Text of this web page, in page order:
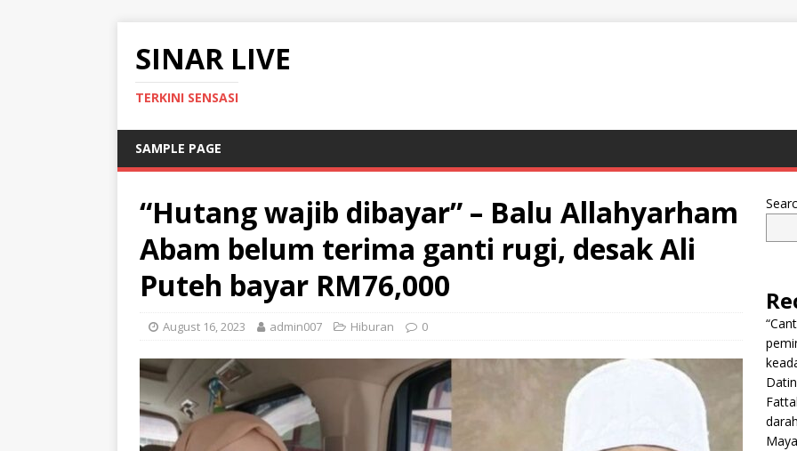
SINAR LIVE
TERKINI SENSASI
SAMPLE PAGE
“Hutang wajib dibayar” – Balu Allahyarham
Abam belum terima ganti rugi, desak Ali
Puteh bayar RM76,000
August 16, 2023 admin007 Hiburan 0